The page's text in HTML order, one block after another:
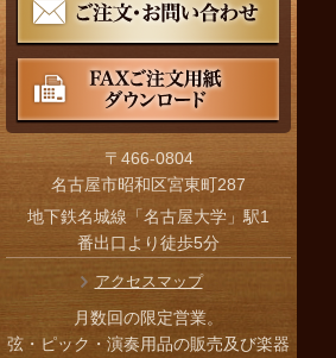
〒466-0804
名古屋市昭和区宮東町287
地下鉄名城線「名古屋大学」駅1
番出口より徒歩5分
アクセスマップ
月数回の限定営業。
弦・ピック・演奏用品の販売及び楽器